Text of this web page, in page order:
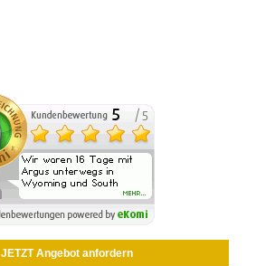
JETZT Angebot anfordern